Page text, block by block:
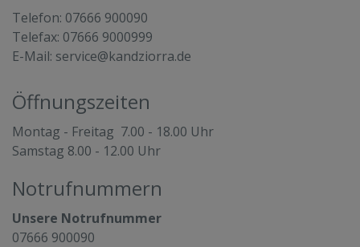
Telefon: 07666 900090
Telefax: 07666 9000999
E-Mail: service@kandziorra.de
Öffnungszeiten
Montag - Freitag 7.00 - 18.00 Uhr
Samstag 8.00 - 12.00 Uhr
Notrufnummern
Unsere Notrufnummer
07666 900090